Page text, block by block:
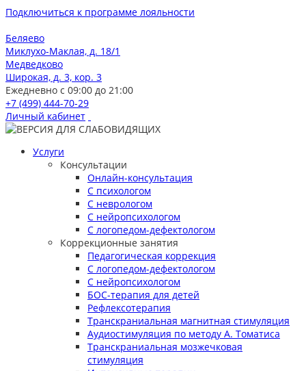
Подключиться к программе лояльности
Беляево
Миклухо-Маклая, д. 18/1
Медведково
Широкая, д. 3, кор. 3
Ежедневно с 09:00 до 21:00
+7 (499) 444-70-29
Личный кабинет
Услуги
Консультации
Онлайн-консультация
С психологом
С неврологом
С нейропсихологом
С логопедом-дефектологом
Коррекционные занятия
Педагогическая коррекция
С логопедом-дефектологом
С нейропсихологом
БОС-терапия для детей
Рефлексотерапия
Транскраниальная магнитная стимуляция
Аудиостимуляция по методу А. Томатиса
Транскраниальная мозжечковая
стимуляция